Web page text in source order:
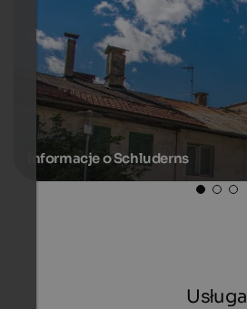
Informacje o Schluderns
Usługa